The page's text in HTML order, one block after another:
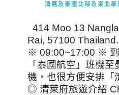
清邁及泰國北部及東北部
414 Moo 13
Rai, 57100
※ 09:00~17:00 ※ 到
「泰國航空」班機
機，也很方便安排
◎ 清萊府旅遊介紹